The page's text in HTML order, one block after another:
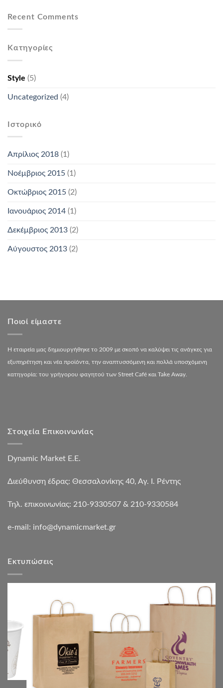
Recent Comments
Kατηγορίες
Style (5)
Uncategorized (4)
Ιστορικό
Απρίλιος 2018 (1)
Νοέμβριος 2015 (1)
Οκτώβριος 2015 (2)
Ιανουάριος 2014 (1)
Δεκέμβριος 2013 (2)
Αύγουστος 2013 (2)
Ποιοί είμαστε
Η εταιρεία μας δημιουργήθηκε το 2009 με σκοπό να καλύψει τις ανάγκες για
εξυπηρέτηση και νέα προϊόντα, την αναπτυσσόμενη και πολλά υποσχόμενη
κατηγορία: του γρήγορου φαγητού των Street Café και Take Away.
Στοιχεία Επικοινωνίας
Dynamic Market Ε.Ε.
Διεύθυνση έδρας: Θεσσαλονίκης 40, Αγ. Ι. Ρέντης
Τηλ. επικοινωνίας: 210-9330507 & 210-9330584
e-mail: info@dynamicmarket.gr
Εκτυπώσεις